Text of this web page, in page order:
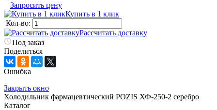
Запросить цену
Купить в 1 клик
Кол-во:
Рассчитать доставку
Под заказ
Поделиться
Ошибка
Закрыть окно
Холодильник фармацевтический POZIS ХФ-250-2 серебро
Каталог